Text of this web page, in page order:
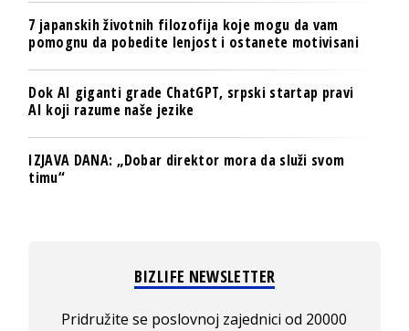
7 japanskih životnih filozofija koje mogu da vam
pomognu da pobedite lenjost i ostanete motivisani
Dok AI giganti grade ChatGPT, srpski startap pravi
AI koji razume naše jezike
IZJAVA DANA: „Dobar direktor mora da služi svom
timu“
BIZLIFE NEWSLETTER
Pridružite se poslovnoj zajednici od 20000